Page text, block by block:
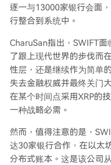
逐一与13000家银行会面
行整合到系统中。
CharuSan指出，SWIFT
了跟上现代世界的步伐而
性层，还是继续作为简单
失去金融权威并最终关门
在某个时间点采用XRP的
一种战略必需。
然而，值得注意的是，
达30家银行合作，在以太
分布式账本。这是该公司